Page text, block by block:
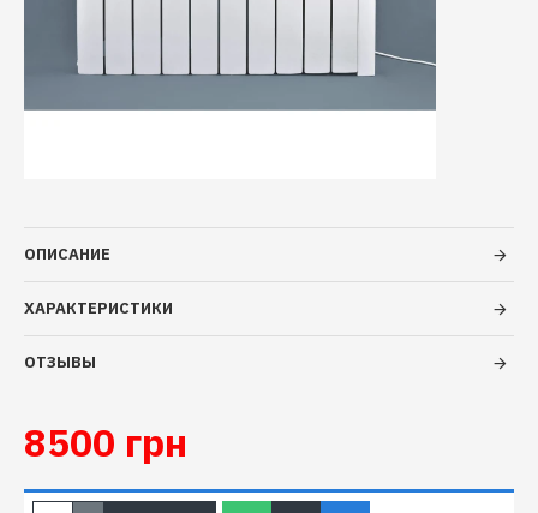
ОПИСАНИЕ
ХАРАКТЕРИСТИКИ
ОТЗЫВЫ
8500 грн